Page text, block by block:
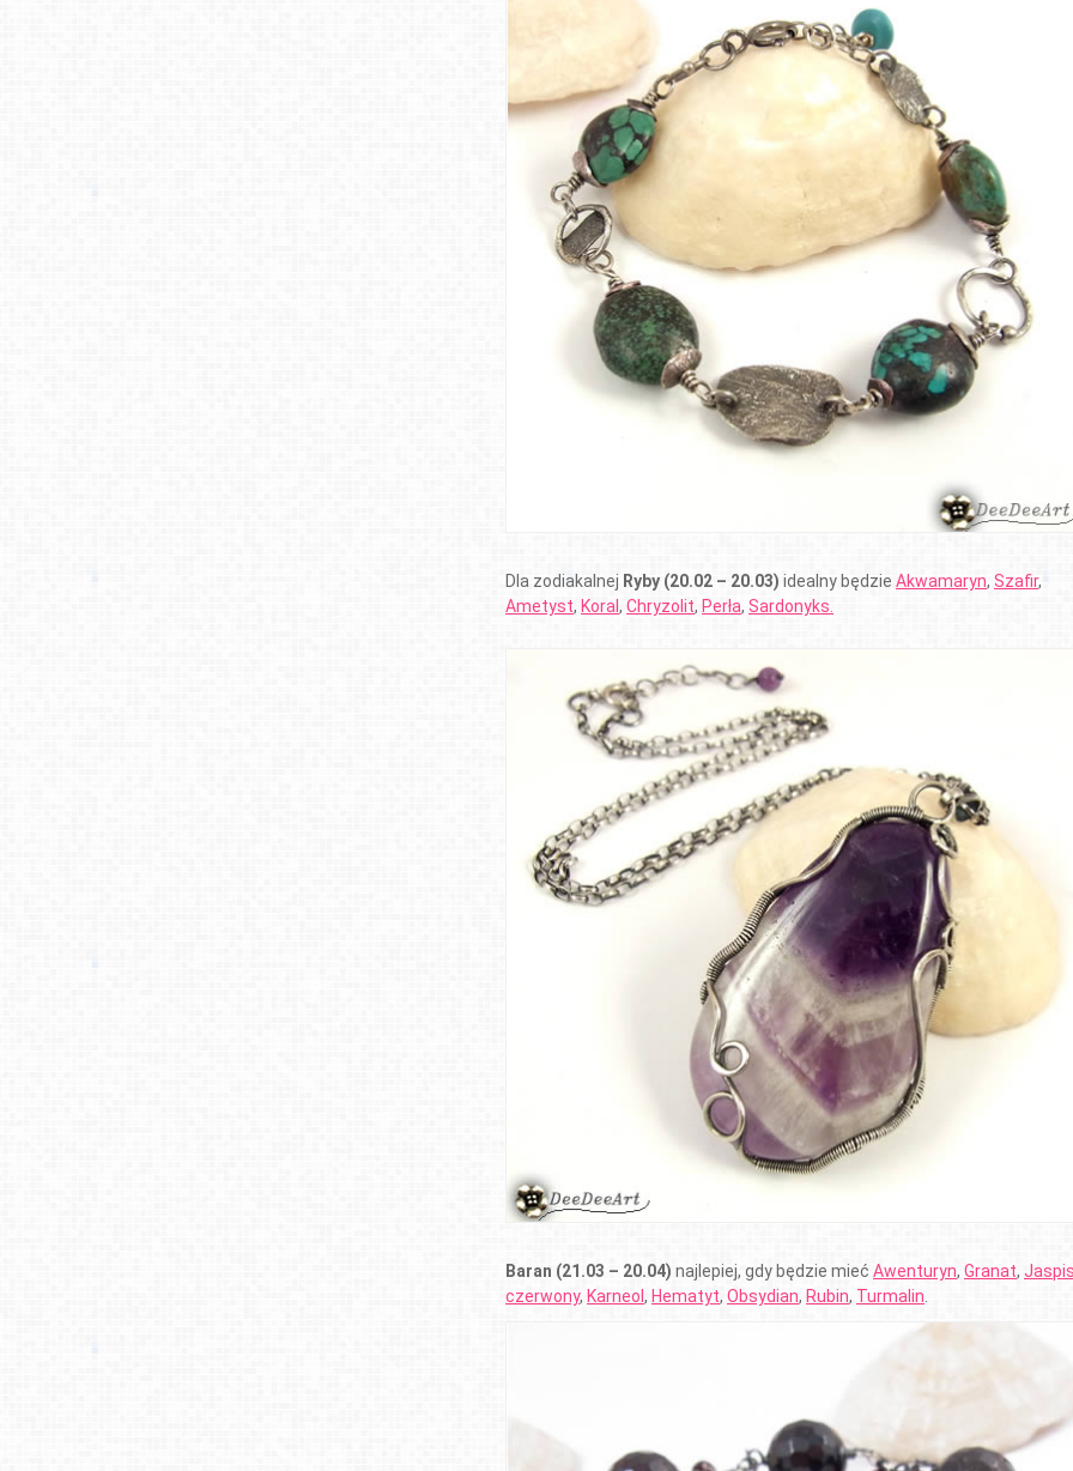
Dla zodiakalnej Ryby (20.02 – 20.03) idealny będzie Akwamaryn, Szafir,
Ametyst, Koral , Chryzolit, Perła, Sardonyks.
Baran (21.03 – 20.04) najlepiej, gdy będzie mieć Awenturyn, Granat,
czerwony, Karneol , Hematyt, Obsydian, Rubin, Turmalin